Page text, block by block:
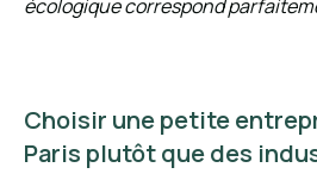
écologique correspond
Choisir une petite
Paris plutôt que des